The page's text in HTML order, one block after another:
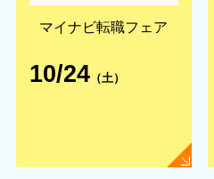
マイナビ転職フェア
10/24（土）